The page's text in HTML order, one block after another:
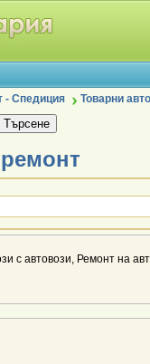
- Спедиция Товарни
с автовози, Ремонт на